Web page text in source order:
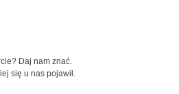
Daj nam znać.
się u nas pojawił.